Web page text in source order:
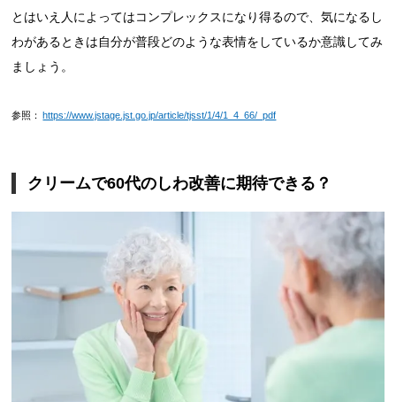
とはいえ人によってはコンプレックスになり得るので、気になるし
わがあるときは自分が普段どのような表情をしているか意識してみ
ましょう。
参照： https://www.jstage.jst.go.jp/article/tjsst/1/4/1_4_66/_pdf
クリームで60代のしわ改善に期待できる？